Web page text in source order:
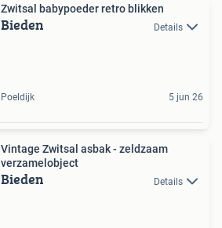
Zwitsal babypoeder retro blikken
Bieden Details
Poeldijk 5 jun 26
Vintage Zwitsal asbak - zeldzaam
verzamelobject
Bieden Details